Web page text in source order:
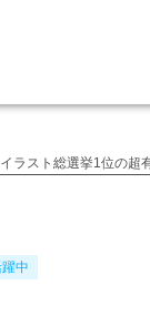
ラスト総選挙1位の超
中